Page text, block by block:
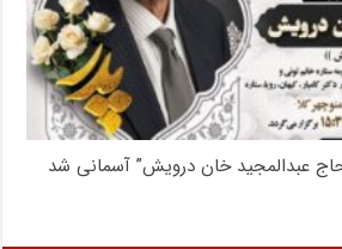
عبدالمجید خان درویش” آسمانی شد